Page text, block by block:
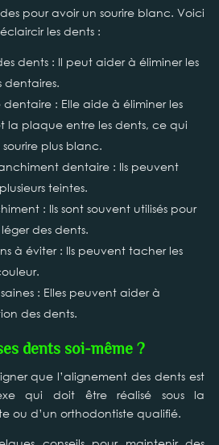
pour avoir un sourire blanc. Voici
les dents :
dents : Il peut aider à éliminer les
dentaires.
dentaire : Elle aide à éliminer les
la plaque entre les dents, ce qui
plus blanc.
dentaire : Ils peuvent
teintes.
: Ils sont souvent utilisés pour
des dents.
à éviter : Ils peuvent tacher les
: Elles peuvent aider à
des dents.
dents soi-même ?
que l’alignement des dents est
qui doit être réalisé sous la
ou d’un orthodontiste qualifié.